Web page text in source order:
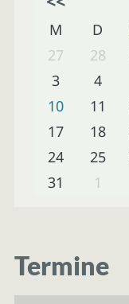
M D
27
28
3
4
10
11
17
18
24
25
31
1
Termine